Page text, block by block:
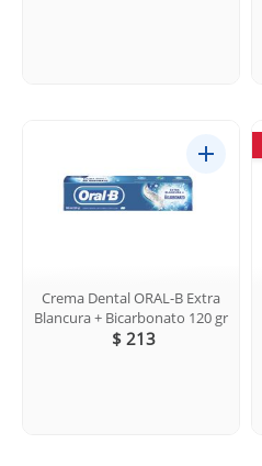
Crema Dental ORAL-B Extra
Blancura + Bicarbonato 120 gr
$ 213